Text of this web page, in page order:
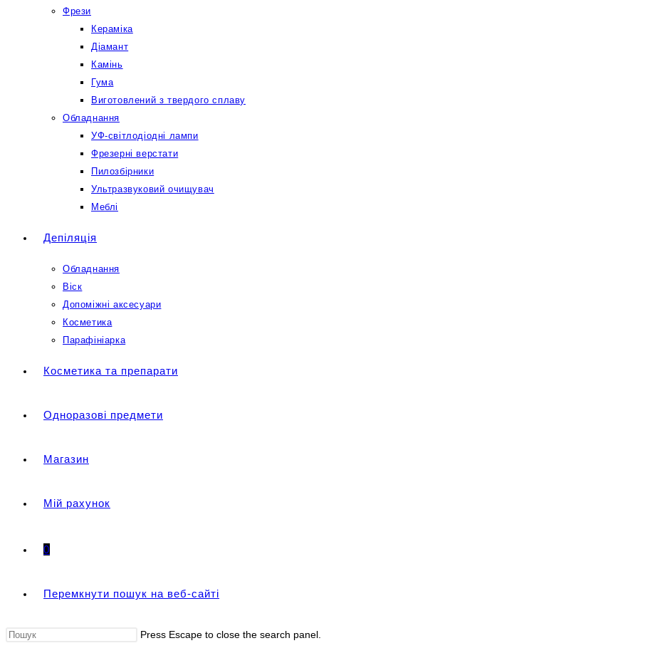
Фрези
Кераміка
Діамант
Камінь
Гума
Виготовлений з твердого сплаву
Обладнання
УФ-світлодіодні лампи
Фрезерні верстати
Пилозбірники
Ультразвуковий очищувач
Меблі
Депіляція
Обладнання
Віск
Допоміжні аксесуари
Косметика
Парафініарка
Косметика та препарати
Одноразові предмети
Магазин
Мій рахунок
0
Перемкнути пошук на веб-сайті
Press Escape to close the search panel.